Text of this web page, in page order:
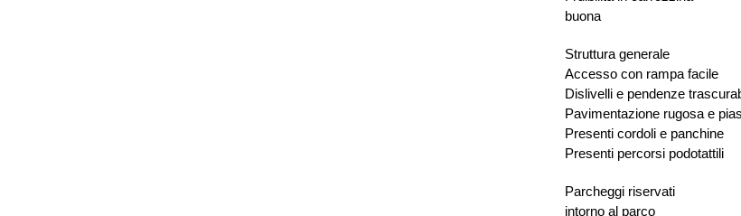
buona
Struttura generale
Accesso con rampa facile
Dislivelli e pendenze
Pavimentazione rugosa e
Presenti cordoli e panchine
Presenti percorsi podotattili
Parcheggi riservati
intorno al parco